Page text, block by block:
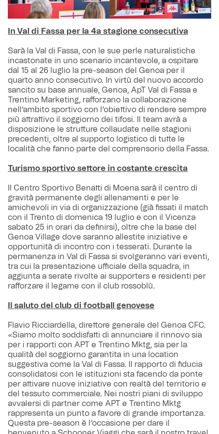
In Val di Fassa per la 4a stagione consecutiva
Sarà la Val di Fassa, con le sue perle naturalistiche
incastonate in uno scenario incantevole, a ospitare
dal 15 al 26 luglio la pre-season del Genoa per il
quarto anno consecutivo. In virtù del nuovo accordo
sancito su base annuale, Genoa, ApT Val di Fassa e
Trentino Marketing, rafforzano la collaborazione
nell’ambito sportivo con l’obiettivo di rendere sempre
più attrattivo il soggiorno dei tifosi. Il team avrà a
disposizione le strutture collaudate nelle stagioni
precedenti, oltre al supporto logistico di tutte le
località che fanno parte del comprensorio della Fassa.
Turismo sportivo settore in costante crescita
Il Centro Sportivo Benatti di Moena sarà il centro di
gravità permanente degli allenamenti e per le
amichevoli in via di organizzazione (già fissati il match
con il Trento di domenica 19 luglio e con il Vicenza
sabato 25 in orari da definirsi), oltre che la base del
Genoa Village dove saranno allestite iniziative e
opportunità di incontro con i tesserati. Durante la
permanenza in Val di Fassa si svolgeranno vari eventi,
tra cui la presentazione ufficiale della squadra, in
aggiunta a serate rivolte ai supporters e residenti per
rafforzare il legame con il club rossoblù.
Il saluto del club di football genovese
Flavio Ricciardella, direttore generale del Genoa CFC.
«Siamo molto soddisfatti di annunciare il rinnovo sia
per i rapporti con APT e Trentino Mktg, sia per la
qualità del soggiorno garantita in una location
suggestiva come la Val di Fassa. Il rapporto di fiducia
consolidatosi con le istituzioni sta facendo da ponte
per attivare nuove iniziative con realtà del territorio e
del tessuto commerciale. Nei nostri piani di sviluppo
avvalersi di partner come APT e Trentino Mktg
rappresenta un punto a favore di grande importanza.
Questa pre-season è l’occasione per dare il